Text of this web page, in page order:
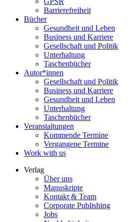
Barrierefreiheit
Bücher
Gesundheit und Leben
Business und Karriere
Gesellschaft und Politik
Unterhaltung
Taschenbücher
Autor*innen
Gesellschaft und Politik
Business und Karriere
Gesundheit und Leben
Unterhaltung
Taschenbücher
Veranstaltungen
Kommende Termine
Vergangene Termine
Work with us
Verlag
Über uns
Manuskripte
Kontakt & Team
Corporate Publishing
Jobs